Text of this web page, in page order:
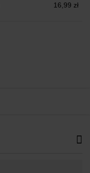
16,99 zł